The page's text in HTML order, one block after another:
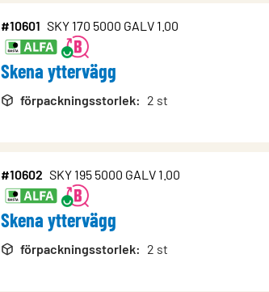
#10601 SKY 170 5000 GALV 1.00
Skena yttervägg
förpackningsstorlek: 2 st
#10602 SKY 195 5000 GALV 1.00
Skena yttervägg
förpackningsstorlek: 2 st